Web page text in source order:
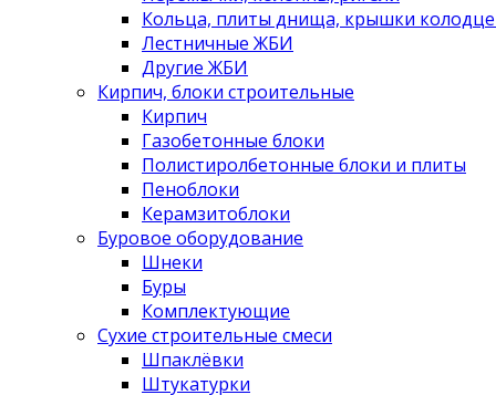
Кольца, плиты днища, крышки
Лестничные ЖБИ
Другие ЖБИ
Кирпич, блоки строительные
Кирпич
Газобетонные блоки
Полистиролбетонные блоки и плиты
Пеноблоки
Керамзитоблоки
Буровое оборудование
Шнеки
Буры
Комплектующие
Сухие строительные смеси
Шпаклёвки
Штукатурки